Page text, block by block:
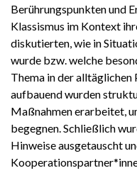
Berührungspunkten und
Klassismus im Kontext
diskutierten, wie in
wurde bzw. welche
Thema in der
aufbauend wurden
Maßnahmen erarbeitet,
begegnen. Schließlich
Hinweise ausgetauscht